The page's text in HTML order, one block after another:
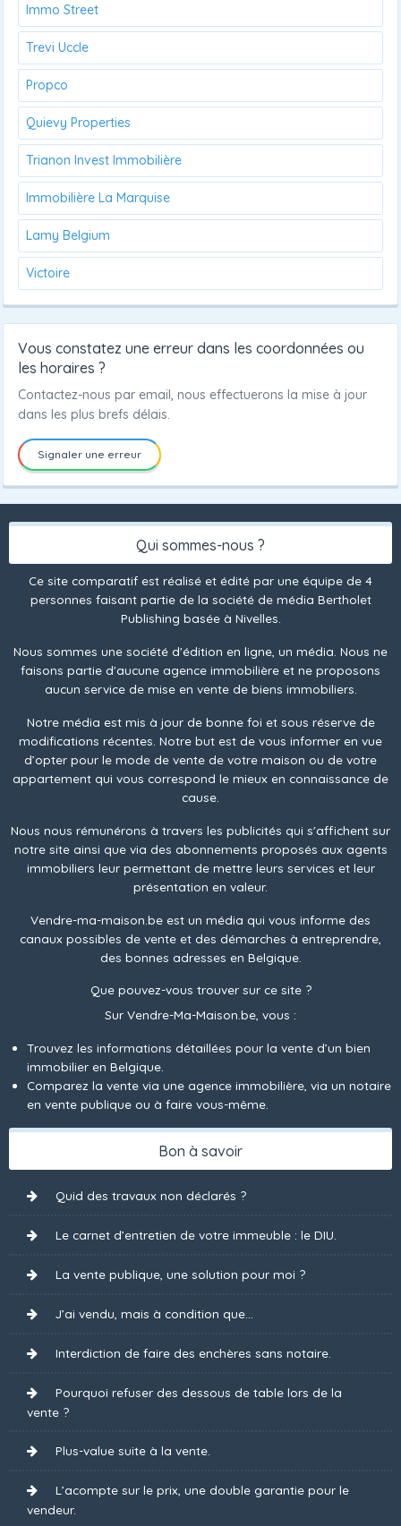
Immo Street
Trevi Uccle
Propco
Quievy Properties
Trianon Invest Immobilière
Immobilière La Marquise
Lamy Belgium
Victoire
Vous constatez une erreur dans les coordonnées ou
les horaires ?
Contactez-nous par email, nous effectuerons la mise à jour
dans les plus brefs délais.
Signaler une erreur
Qui sommes-nous ?
Ce site comparatif est réalisé et édité par une équipe de 4
personnes faisant partie de la société de média Bertholet
Publishing basée à Nivelles.
Nous sommes une société d'édition en ligne, un média. Nous ne
faisons partie d'aucune agence immobilière et ne proposons
aucun service de mise en vente de biens immobiliers.
Notre média est mis à jour de bonne foi et sous réserve de
modifications récentes. Notre but est de vous informer en vue
d’opter pour le mode de vente de votre maison ou de votre
appartement qui vous correspond le mieux en connaissance de
cause.
Nous nous rémunérons à travers les publicités qui s'affichent sur
notre site ainsi que via des abonnements proposés aux agents
immobiliers leur permettant de mettre leurs services et leur
présentation en valeur.
Vendre-ma-maison.be est un média qui vous informe des
canaux possibles de vente et des démarches à entreprendre,
des bonnes adresses en Belgique.
Que pouvez-vous trouver sur ce site ?
Sur Vendre-Ma-Maison.be, vous :
Trouvez les informations détaillées pour la vente d’un bien
immobilier en Belgique.
Comparez la vente via une agence immobilière, via un notaire
en vente publique ou à faire vous-même.
Bon à savoir
Quid des travaux non déclarés ?
Le carnet d’entretien de votre immeuble : le DIU.
La vente publique, une solution pour moi ?
J’ai vendu, mais à condition que...
Interdiction de faire des enchères sans notaire.
Pourquoi refuser des dessous de table lors de la
vente ?
Plus-value suite à la vente.
L’acompte sur le prix, une double garantie pour le
vendeur.